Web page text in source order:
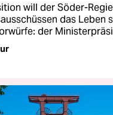
will der Söder-
das Leben
der